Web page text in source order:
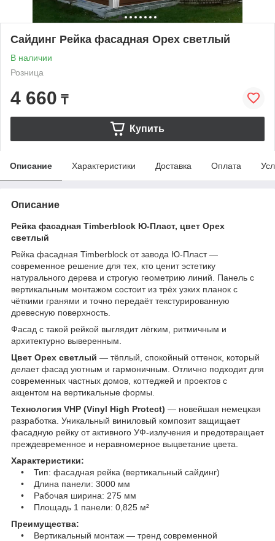
Сайдинг Рейка фасадная Орех светлый
В наличии
Розница
4 660 ₸
Купить
Описание Характеристики Доставка Оплата
Описание
Рейка фасадная Timberblock Ю-Пласт, цвет Орех
светлый
Рейка фасадная Timberblock от завода Ю-Пласт —
современное решение для тех, кто ценит эстетику
натурального дерева и строгую геометрию линий. Панель с
вертикальным монтажом состоит из трёх узких планок с
чёткими гранями и точно передаёт текстурированную
древесную поверхность.
Фасад с такой рейкой выглядит лёгким, ритмичным и
архитектурно выверенным.
Цвет Орех светлый — тёплый, спокойный оттенок, который
делает фасад уютным и гармоничным. Отлично подходит для
современных частных домов, коттеджей и проектов с
акцентом на вертикальные формы.
Технология VHP (Vinyl High Protect) — новейшая немецкая
разработка. Уникальный виниловый композит защищает
фасадную рейку от активного УФ-излучения и предотвращает
преждевременное и неравномерное выцветание цвета.
Характеристики:
• Тип: фасадная рейка (вертикальный сайдинг)
• Длина панели: 3000 мм
• Рабочая ширина: 275 мм
• Площадь 1 панели: 0,825 м²
Преимущества:
• Вертикальный монтаж — тренд современной